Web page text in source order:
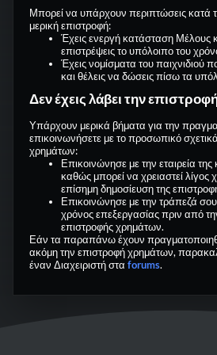
Μπορεί να υπάρχουν περιπτώσεις κατά
μερική επιστροφή:
Έχεις ενεργή κατάσταση Μέλους
επιστρέψεις το υπόλοιπο του
Έχεις νομίσματα του παιχνιδιού
και θέλεις να δώσεις πίσω τα
Δεν έχεις λάβει την
Υπάρχουν μερικά βήματα για την
επικοινωνήσετε με το προσωπικό
χρημάτων:
Επικοινώνησε με την εταιρεία
καθώς μπορεί να χρειαστεί λίγος
επίσημη δημοσίευση της
Επικοινώνησε με την τράπεζά
χρόνος επεξεργασίας πριν από
επιστροφής χρημάτων.
Εάν τα παραπάνω έχουν
ακόμη την επιστροφή χρημάτων,
έναν Διαχειριστή στα forums.